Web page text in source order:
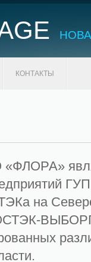
КОНТАКТЫ
на